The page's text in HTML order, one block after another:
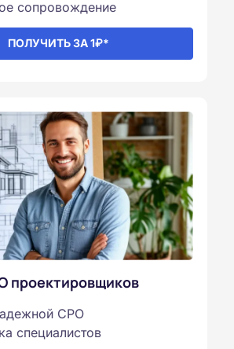
сопровождение
ПОЛУЧИТЬ ЗА 1₽*
проектировщиков
СРО
специалистов